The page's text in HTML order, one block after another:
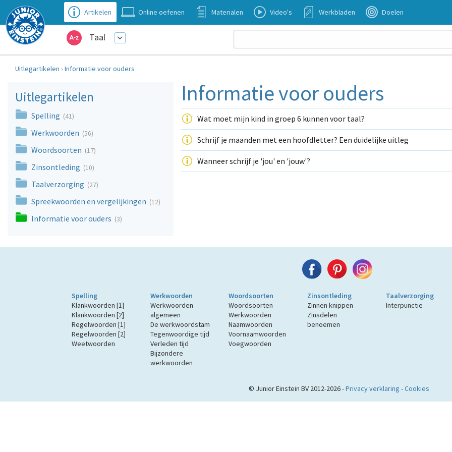
Artikelen Online oefenen Materialen Video's Werkbladen Doelen
Taal
Uitlegartikelen › Informatie voor ouders
Uitlegartikelen
Spelling (41)
Werkwoorden (56)
Woordsoorten (17)
Zinsontleding (10)
Taalverzorging (27)
Spreekwoorden en vergelijkingen (12)
Informatie voor ouders (3)
Informatie voor ouders
Wat moet mijn kind in groep 6 kunnen voor taal?
Schrijf je maanden met een hoofdletter? Een duidelijke uitleg
Wanneer schrijf je 'jou' en 'jouw'?
Spelling
Klankwoorden [1]
Klankwoorden [2]
Regelwoorden [1]
Regelwoorden [2]
Weetwoorden
Werkwoorden
Werkwoorden
algemeen
De werkwoordstam
Tegenwoordige tijd
Verleden tijd
Bijzondere
werkwoorden
Woordsoorten
Woordsoorten
Werkwoorden
Naamwoorden
Voornaamwoorden
Voegwoorden
Zinsontleding
Zinnen knippen
Zinsdelen
benoemen
Taalverzorging
Interpunctie
© Junior Einstein BV 2012-2026 -Privacy verklaring -Cookies